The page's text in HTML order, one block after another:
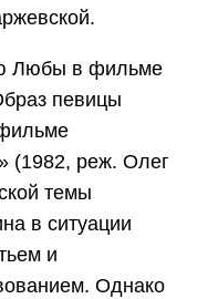
Любы в фильме
певицы
(1982, реж. Олег
темы
в ситуации
и
Однако